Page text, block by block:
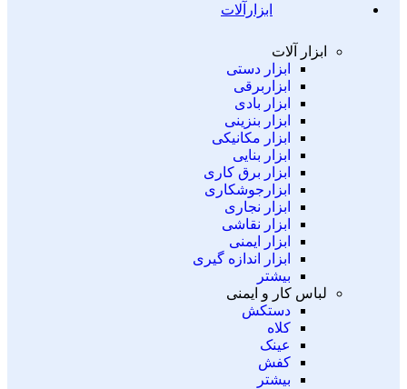
ابزارآلات
ابزار آلات
ابزار دستی
ابزاربرقی
ابزار بادی
ابزار بنزینی
ابزار مکانیکی
ابزار بنایی
ابزار برق کاری
ابزارجوشکاری
ابزار نجاری
ابزار نقاشی
ابزار ایمنی
ابزار اندازه گیری
بیشتر
لباس کار و ایمنی
دستکش
کلاه
عینک
کفش
بیشتر